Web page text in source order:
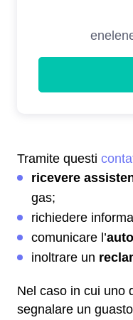
Tramite questi
ricevere
gas;
richiedere
comunicare l’
inoltrare un
Nel caso in cui uno
segnalare un